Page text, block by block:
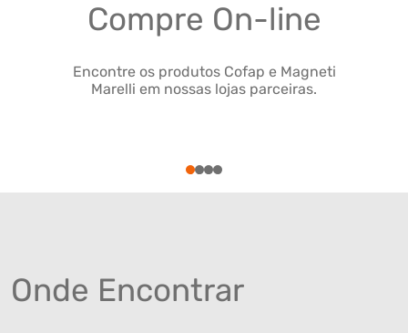
Compre On-line
Encontre os produtos Cofap e Magneti
Marelli em nossas lojas parceiras.
1234
Onde Encontrar